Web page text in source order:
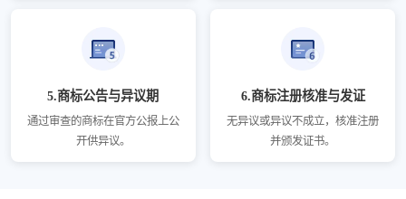
5.商标公告与异议期
通过审查的商标在官方公报上公
开供异议。
6.商标注册核准与发证
无异议或异议不成立，核准注册
并颁发证书。